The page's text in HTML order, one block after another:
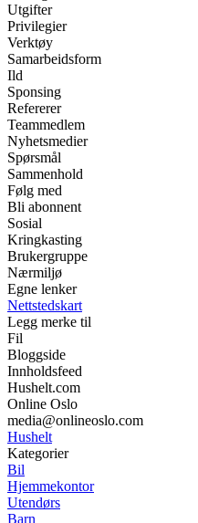
Utgifter
Privilegier
Verktøy
Samarbeidsform
Ild
Sponsing
Refererer
Teammedlem
Nyhetsmedier
Spørsmål
Sammenhold
Følg med
Bli abonnent
Sosial
Kringkasting
Brukergruppe
Nærmiljø
Egne lenker
Nettstedskart
Legg merke til
Fil
Bloggside
Innholdsfeed
Hushelt.com
Online Oslo
media@onlineoslo.com
Hushelt
Kategorier
Bil
Hjemmekontor
Utendørs
Barn